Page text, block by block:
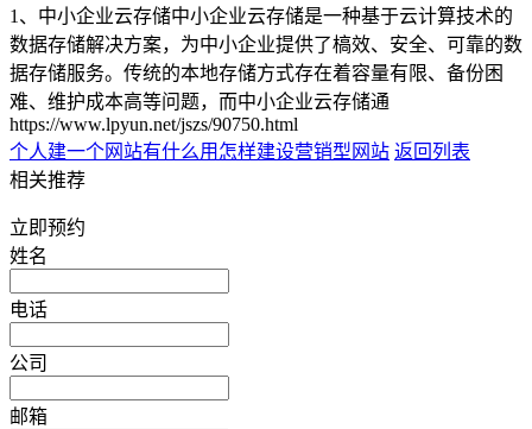
1、中小企业云存储中小企业云存储是一种基于云计算技术的
数据存储解决方案，为中小企业提供了槁效、安全、可靠的数
据存储服务。传统的本地存储方式存在着容量有限、备份困
难、维护成本高等问题，而中小企业云存储通
https://www.lpyun.net/jszs/90750.html
个人建一个网站有什么用 怎样建设营销型网站 返回列表
相关推荐
立即预约
姓名
电话
公司
邮箱